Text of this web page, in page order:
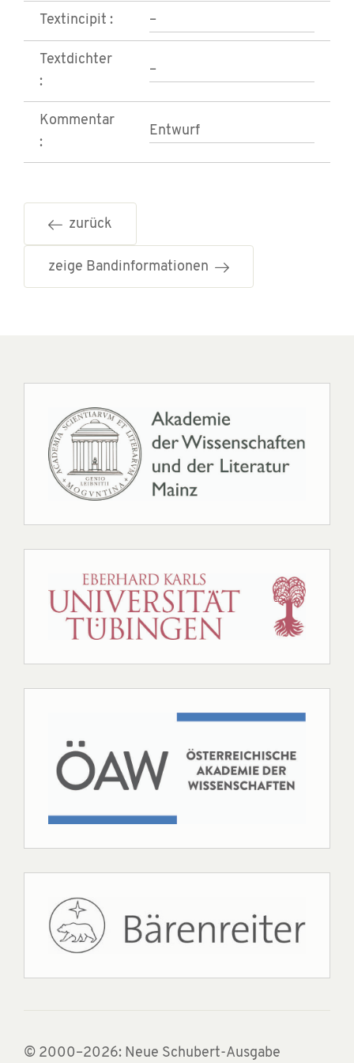
Textincipit : –
Textdichter
:
–
Kommentar
:
Entwurf
zurück
zeige Bandinformationen
© 2000–2026: Neue Schubert-Ausgabe